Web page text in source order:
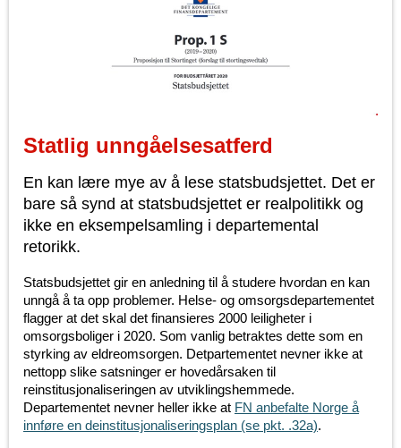
Statlig unngåelsesatferd
En kan lære mye av å lese statsbudsjettet. Det er
bare så synd at statsbudsjettet er realpolitikk og
ikke en eksempelsamling i departemental
retorikk.
Statsbudsjettet gir en anledning til å studere hvordan en kan
unngå å ta opp problemer. Helse- og omsorgsdepartementet
flagger at det skal det finansieres 2000 leiligheter i
omsorgsboliger i 2020. Som vanlig betraktes dette som en
styrking av eldreomsorgen. Detpartementet nevner ikke at
nettopp slike satsninger er hovedårsaken til
reinstitusjonaliseringen av utviklingshemmede.
Departementet nevner heller ikke at FN anbefalte Norge å
innføre en deinstitusjonaliseringsplan (se pkt. .32a).